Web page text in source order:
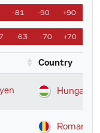
-81 -90 +90
-63 -70 +70
Country
Hungary
Romania